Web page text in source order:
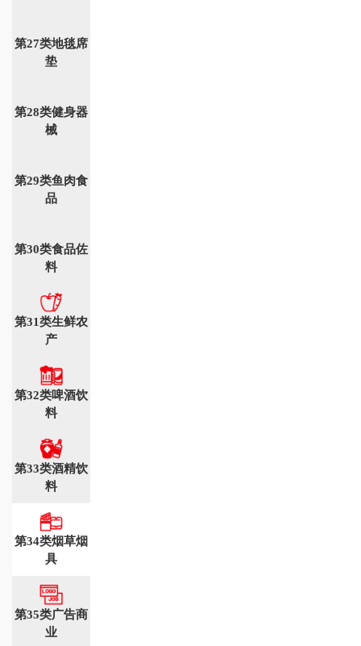
第27类地毯席
垫
第28类健身器
械
第29类鱼肉食
品
第30类食品佐
料
第31类生鲜农
产
第32类啤酒饮
料
第33类酒精饮
料
第34类烟草烟
具
第35类广告商
业